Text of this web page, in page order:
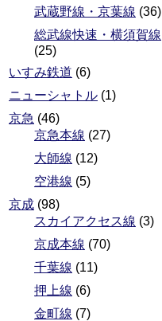
武蔵野線・京葉線 (36)
総武線快速・横須賀線
(25)
いすみ鉄道 (6)
ニューシャトル (1)
京急 (46)
京急本線 (27)
大師線 (12)
空港線 (5)
京成 (98)
スカイアクセス線 (3)
京成本線 (70)
千葉線 (11)
押上線 (6)
金町線 (7)